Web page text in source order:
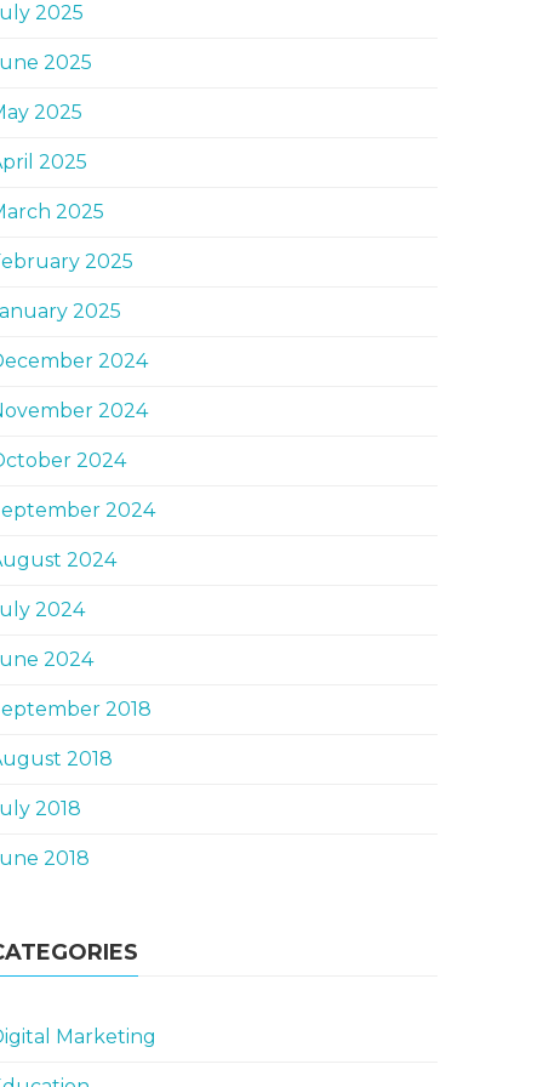
2025
2025
2025
2025
2025
2025
2025
2024
2024
2024
2024
2024
2024
2024
2018
2018
2018
2018
Marketing